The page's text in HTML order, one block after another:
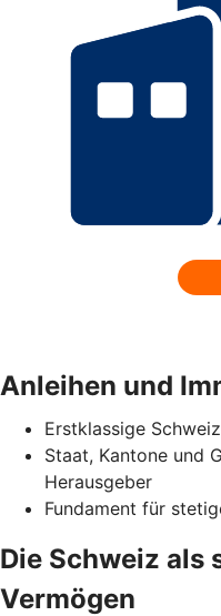
Anleihen und
Erstklassige
Staat, Kantone und
Herausgeber
Fundament für
Die Schweiz als
Vermögen